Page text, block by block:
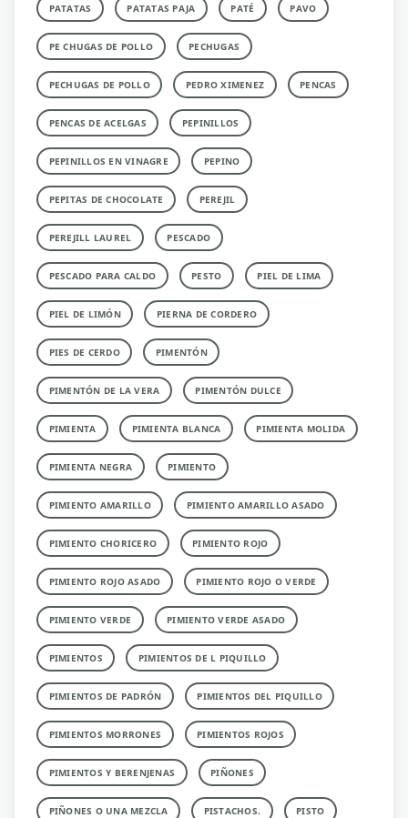
PATATAS PATATAS PAJA PATÉ PAVO
PE CHUGAS DE POLLO PECHUGAS
PECHUGAS DE POLLO PEDRO XIMENEZ PENCAS
PENCAS DE ACELGAS PEPINILLOS
PEPINILLOS EN VINAGRE PEPINO
PEPITAS DE CHOCOLATE PEREJIL
PEREJILL LAUREL PESCADO
PESCADO PARA CALDO PESTO PIEL DE LIMA
PIEL DE LIMÓN PIERNA DE CORDERO
PIES DE CERDO PIMENTÓN
PIMENTÓN DE LA VERA PIMENTÓN DULCE
PIMIENTA PIMIENTA BLANCA PIMIENTA MOLIDA
PIMIENTA NEGRA PIMIENTO
PIMIENTO AMARILLO PIMIENTO AMARILLO ASADO
PIMIENTO CHORICERO PIMIENTO ROJO
PIMIENTO ROJO ASADO PIMIENTO ROJO O VERDE
PIMIENTO VERDE PIMIENTO VERDE ASADO
PIMIENTOS PIMIENTOS DE L PIQUILLO
PIMIENTOS DE PADRÓN PIMIENTOS DEL PIQUILLO
PIMIENTOS MORRONES PIMIENTOS ROJOS
PIMIENTOS Y BERENJENAS PIÑONES
PIÑONES O UNA MEZCLA PISTACHOS. PISTO